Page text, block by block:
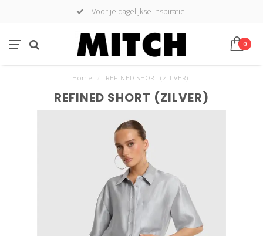
Voor je dagelijkse inspiratie!
0
Home REFINED SHORT (ZILVER)
REFINED SHORT (ZILVER)